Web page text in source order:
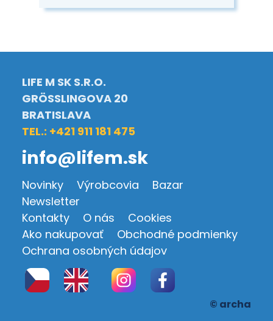
LIFE M SK S.R.O.
GRÖSSLINGOVA 20
BRATISLAVA
TEL.: +421 911 181 475
info@lifem.sk
Novinky Výrobcovia
Bazar
Newsletter
Kontakty
O nás
Cookies
Ako nakupovať
Obchodné podmienky
Ochrana osobných údajov
© archa